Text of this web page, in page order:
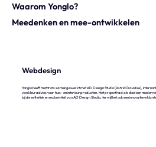
Waarom Yonglo?
Meedenken en mee-ontwikkelen
Webdesign
Yonglo heeft met trots samengewerkt met AD Design Studio (Astrid Davidse),
van kleuradvies voor huis- en interieurproducten. Het project had als doel een
bij de esthetiek en exclusiviteit van AD Design Studio, terwijl het ook een innovatieve